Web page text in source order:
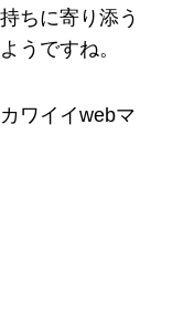
ちに寄り添う
うですね。
ワイイwebマ